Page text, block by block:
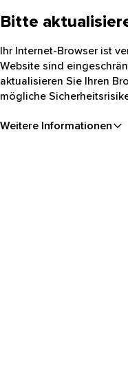
Bitte
Ihr Internet-Browser ist
Website sind
aktualisieren Sie Ihren
mögliche
Weitere Informationen